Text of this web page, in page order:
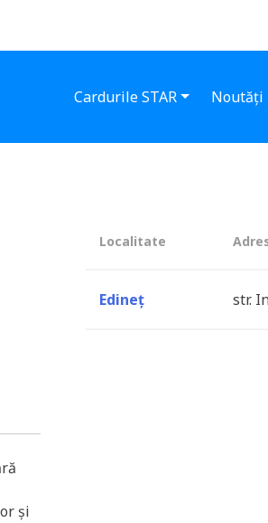
Cardurile STAR Noutăți
și
Localitate
Edineț str.